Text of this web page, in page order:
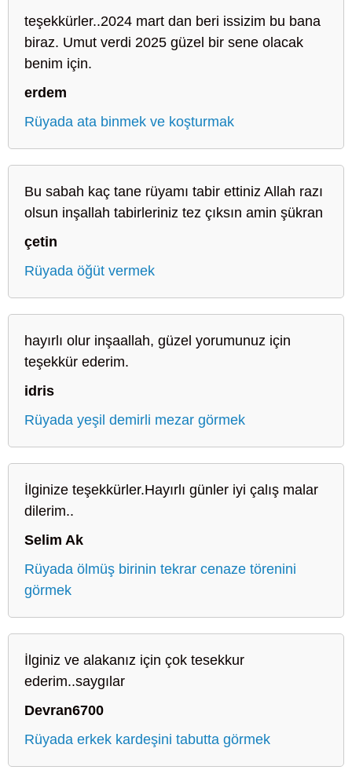
teşekkürler..2024 mart dan beri issizim bu bana
biraz. Umut verdi 2025 güzel bir sene olacak
benim için.
erdem
Rüyada ata binmek ve koşturmak
Bu sabah kaç tane rüyamı tabir ettiniz Allah razı
olsun inşallah tabirleriniz tez çıksın amin şükran
çetin
Rüyada öğüt vermek
hayırlı olur inşaallah, güzel yorumunuz için
teşekkür ederim.
idris
Rüyada yeşil demirli mezar görmek
İlginize teşekkürler.Hayırlı günler iyi çalış malar
dilerim..
Selim Ak
Rüyada ölmüş birinin tekrar cenaze törenini
görmek
İlginiz ve alakanız için çok tesekkur
ederim..saygılar
Devran6700
Rüyada erkek kardeşini tabutta görmek